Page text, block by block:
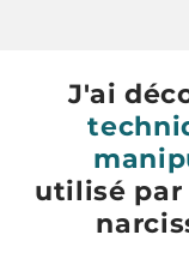
J'ai
utilisé par